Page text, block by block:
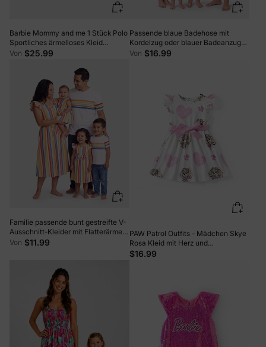
Barbie Mommy and me 1 Stück Polo
Sportliches ärmelloses Kleid
Fuchsie
Von $25.99
Passende blaue Badehose mit
Kordelzug oder blauer Badeanzug
Von $16.99
Familie passende bunt gestreifte V-
Ausschnitt-Kleider mit Flatterärmeln
und Kurzarm-T-Shirt-Sets
Von $11.99
PAW Patrol Outfits - Mädchen Skye
Rosa Kleid mit Herz und
Charakterdruck Rosa
$16.99